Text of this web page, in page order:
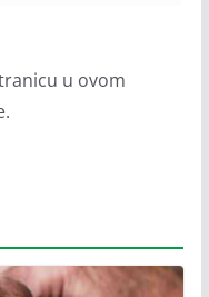
u ovom